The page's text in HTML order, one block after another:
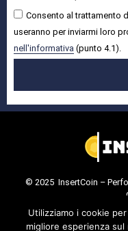
Consento al trattamento
useranno per inviarmi loro
nell'informativa (punto 4.1).
© 2025 InsertCoin –
Cookie
Utilizziamo i cookie
migliore esperienza